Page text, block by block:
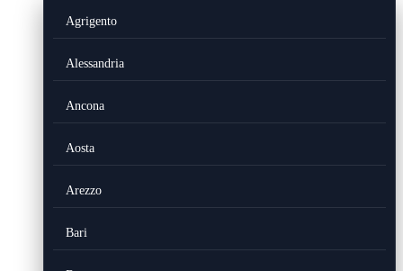
Agrigento
Alessandria
Ancona
Aosta
Arezzo
Bari